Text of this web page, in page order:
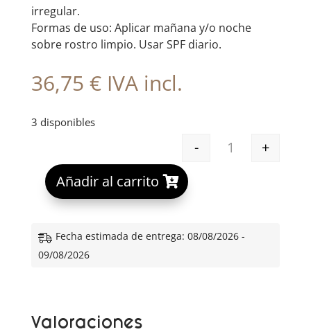
irregular.
Formas de uso: Aplicar mañana y/o noche
sobre rostro limpio. Usar SPF diario.
36,75 € IVA incl.
3 disponibles
NEORETIN
-
+
Añadir al carrito
A
e
Fecha estimada de entrega: 08/08/2026 -
09/08/2026
Valoraciones